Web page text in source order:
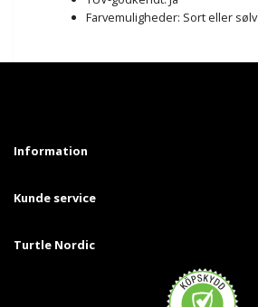
Farvemuligheder: Sort eller sølv
Information
Kunde service
Turtle Nordic